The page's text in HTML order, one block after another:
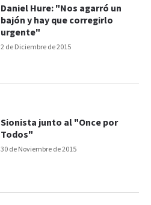
2 de Diciembre de 2015
Daniel Hure: "Nos agarró un
bajón y hay que corregirlo
urgente"
30 de Noviembre de 2015
Sionista junto al "Once por
Todos"